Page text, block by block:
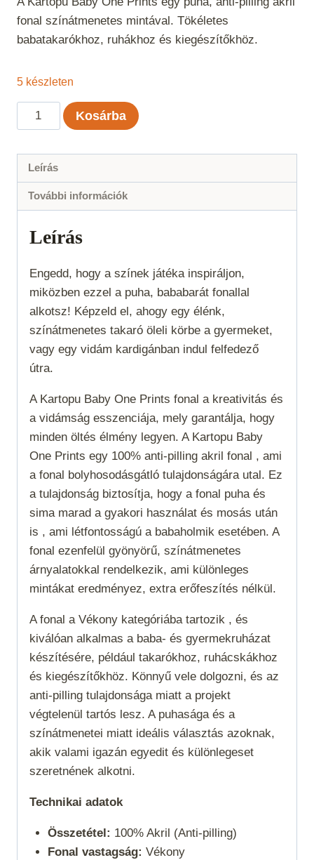
fonal színátmenetes mintával. Tökéletes
babatakarókhoz, ruhákhoz és kiegészítőkhöz.
5 készleten
Kartopu
Baby
Prints
-
Kosárba
Leírás
További információk
Leírás
Engedd, hogy a színek játéka inspiráljon,
miközben ezzel a puha, bababarát fonallal
alkotsz! Képzeld el, ahogy egy élénk,
színátmenetes takaró öleli körbe a gyermeket,
vagy egy vidám kardigánban indul felfedező
útra.
A Kartopu Baby One Prints fonal a kreativitás és
a vidámság esszenciája, mely garantálja, hogy
minden öltés élmény legyen. A Kartopu Baby
One Prints egy 100% anti-pilling akril fonal , ami
a fonal bolyhosodásgátló tulajdonságára utal. Ez
a tulajdonság biztosítja, hogy a fonal puha és
sima marad a gyakori használat és mosás után
is , ami létfontosságú a babaholmik esetében. A
fonal ezenfelül gyönyörű, színátmenetes
árnyalatokkal rendelkezik, ami különleges
mintákat eredményez, extra erőfeszítés nélkül.
A fonal a Vékony kategóriába tartozik , és
kiválóan alkalmas a baba- és gyermekruházat
készítésére, például takarókhoz, ruhácskákhoz
és kiegészítőkhöz. Könnyű vele dolgozni, és az
anti-pilling tulajdonsága miatt a projekt
végtelenül tartós lesz. A puhasága és a
színátmenetei miatt ideális választás azoknak,
akik valami igazán egyedit és különlegeset
szeretnének alkotni.
Technikai adatok
Összetétel: 100% Akril (Anti-pilling)
Fonal vastagság: Vékony